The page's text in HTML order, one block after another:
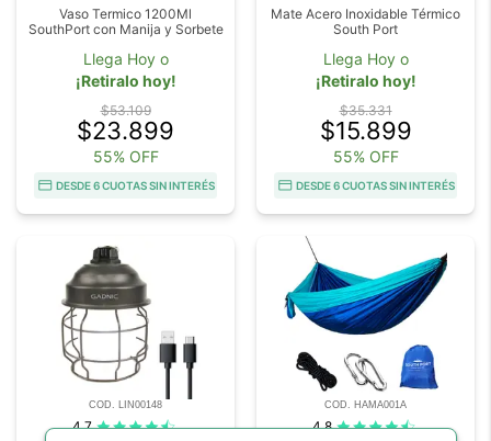
Vaso Termico 1200Ml
SouthPort con Manija y Sorbete
Llega Hoy o
¡Retiralo hoy!
$53.109
$23.899
55% OFF
DESDE 6 CUOTAS SIN INTERÉS
Mate Acero Inoxidable Térmico
South Port
Llega Hoy o
¡Retiralo hoy!
$35.331
$15.899
55% OFF
DESDE 6 CUOTAS SIN INTERÉS
COD. LIN00148
4.7
COD. HAMA001A
4.8